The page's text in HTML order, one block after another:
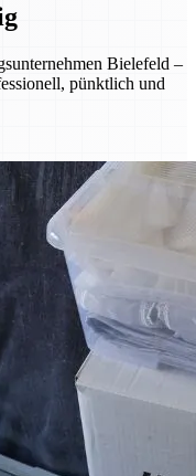
Bielefeld –
pünktlich und